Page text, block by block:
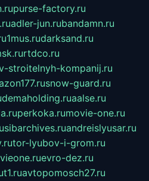
purse-factory.ru
adler-jun.rubandamn.ru
1mus.rudarksand.ru
rtdco.ru
stroitelnyh-kompanij.ru
snow-guard.ru
demaholding.ruaalse.ru
perkoka.rumovie-one.ru
sibarchives.ruandreislyusar.ru
tor-lyubov-i-grom.ru
evro-dez.ru
avtopomosch27.ru